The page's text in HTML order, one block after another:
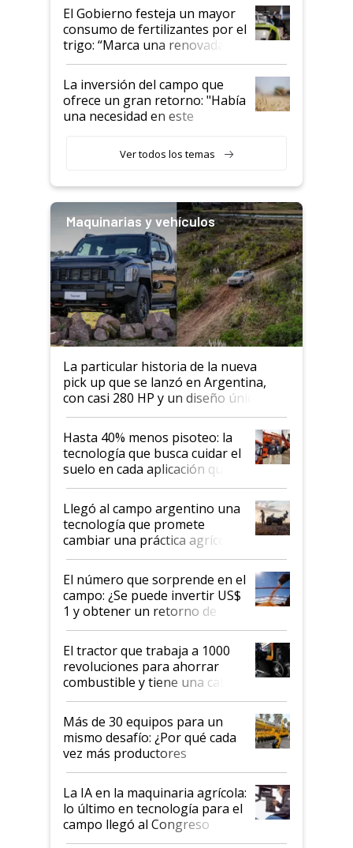
El Gobierno festeja un mayor
consumo de fertilizantes por el
trigo: “Marca una renovada
confianza de los productores”
La inversión del campo que
ofrece un gran retorno: "Había
una necesidad en este
Ver todos los temas
Maquinarias y vehículos
La particular historia de la nueva
pick up que se lanzó en Argentina,
con casi 280 HP y un diseño único: a
cuánto se vende
Hasta 40% menos pisoteo: la
tecnología que busca cuidar el
suelo en cada aplicación que
llevó Jacto al Congreso
Aapresid 2026
Llegó al campo argentino una
tecnología que promete
cambiar una práctica agrícola
clave: ¿Y si analizar el suelo
fuera tan simple como apretar
un botón?
El número que sorprende en el
campo: ¿Se puede invertir US$
1 y obtener un retorno de
hasta US$ 10 en agricultura?
El tractor que trabaja a 1000
revoluciones para ahorrar
combustible y tiene una cabina
que parece una computadora:
lo último en el mundo,
disponible en Argentina
Más de 30 equipos para un
mismo desafío: ¿Por qué cada
vez más productores
incorporan fertilizante bajo
tierra?
La IA en la maquinaria agrícola:
lo último en tecnología para el
campo llegó al Congreso
Aapresid 2026